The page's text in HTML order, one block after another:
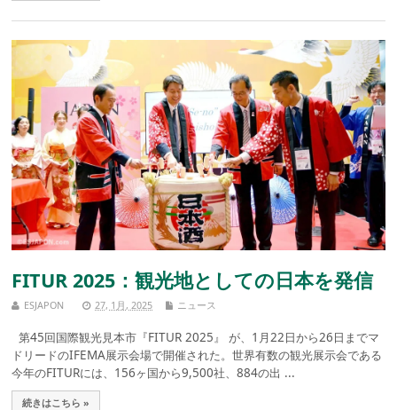
FITUR 2025：観光地としての日本を発信
ESJAPON 27, 1月, 2025 ニュース
第45回国際観光見本市『FITUR 2025』 が、1月22日から26日までマ
ドリードのIFEMA展示会場で開催された。世界有数の観光展示会である
今年のFITURには、156ヶ国から9,500社、884の出 ...
続きはこちら »